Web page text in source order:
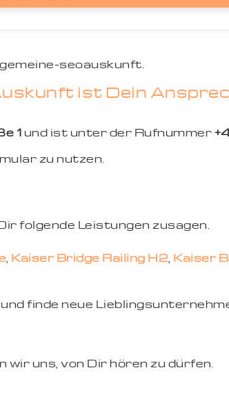
seoauskunft.
ist Dein
1 und ist unter der Rufnummer
zu nutzen.
folgende Leistungen zusagen.
, Kaiser Bridge Railing H2, Kaiser
finde neue
uns, von Dir hören zu dürfen.